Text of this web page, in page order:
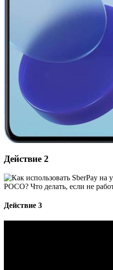
Действие 2
Действие 3